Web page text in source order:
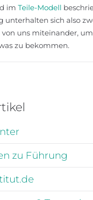
im Teile-Modell
unterhalten sich also
von uns miteinander,
zu bekommen.
zu Führung